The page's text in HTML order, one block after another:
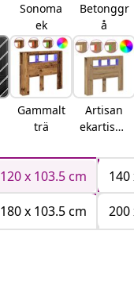
Sonoma
ek
Betonggr
å
Gammalt
trä
Artisan
ekartisan
120 x 103.5 cm
140
180 x 103.5 cm
200